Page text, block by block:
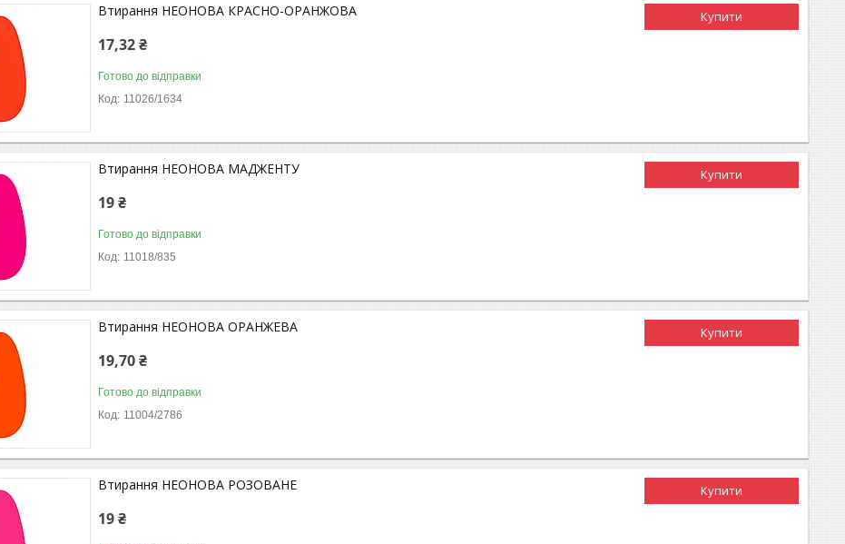
Купити
Втирання НЕОНОВА КРАСНО-ОРАНЖОВА
17,32 ₴
Готово до відправки
11026/1634
Купити
Втирання НЕОНОВА МАДЖЕНТУ
19 ₴
Готово до відправки
11018/835
Купити
Втирання НЕОНОВА ОРАНЖЕВА
19,70 ₴
Готово до відправки
11004/2786
Купити
Втирання НЕОНОВА РОЗОВАНЕ
19 ₴